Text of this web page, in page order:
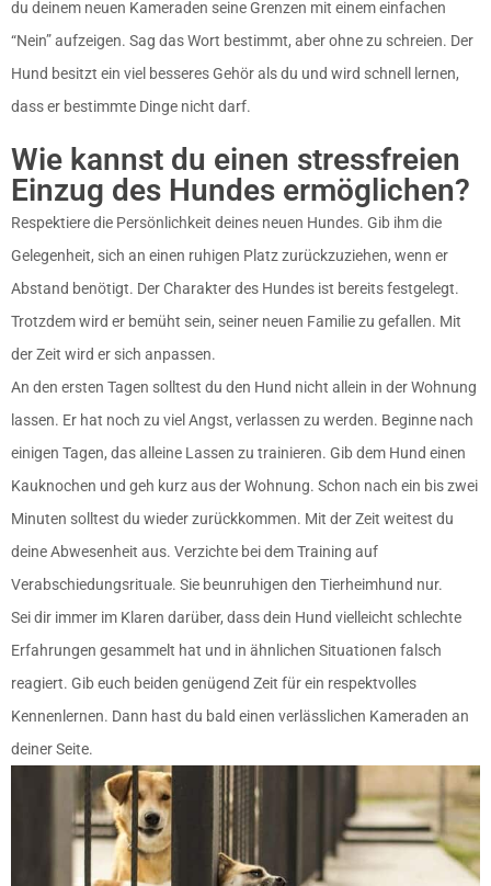
du deinem neuen Kameraden seine Grenzen mit einem einfachen
“Nein” aufzeigen. Sag das Wort bestimmt, aber ohne zu schreien. Der
Hund besitzt ein viel besseres Gehör als du und wird schnell lernen,
dass er bestimmte Dinge nicht darf.
Wie kannst du einen stressfreien
Einzug des Hundes ermöglichen?
Respektiere die Persönlichkeit deines neuen Hundes. Gib ihm die
Gelegenheit, sich an einen ruhigen Platz zurückzuziehen, wenn er
Abstand benötigt. Der Charakter des Hundes ist bereits festgelegt.
Trotzdem wird er bemüht sein, seiner neuen Familie zu gefallen. Mit
der Zeit wird er sich anpassen.
An den ersten Tagen solltest du den Hund nicht allein in der Wohnung
lassen. Er hat noch zu viel Angst, verlassen zu werden. Beginne nach
einigen Tagen, das alleine Lassen zu trainieren. Gib dem Hund einen
Kauknochen und geh kurz aus der Wohnung. Schon nach ein bis zwei
Minuten solltest du wieder zurückkommen. Mit der Zeit weitest du
deine Abwesenheit aus. Verzichte bei dem Training auf
Verabschiedungsrituale. Sie beunruhigen den Tierheimhund nur.
Sei dir immer im Klaren darüber, dass dein Hund vielleicht schlechte
Erfahrungen gesammelt hat und in ähnlichen Situationen falsch
reagiert. Gib euch beiden genügend Zeit für ein respektvolles
Kennenlernen. Dann hast du bald einen verlässlichen Kameraden an
deiner Seite.